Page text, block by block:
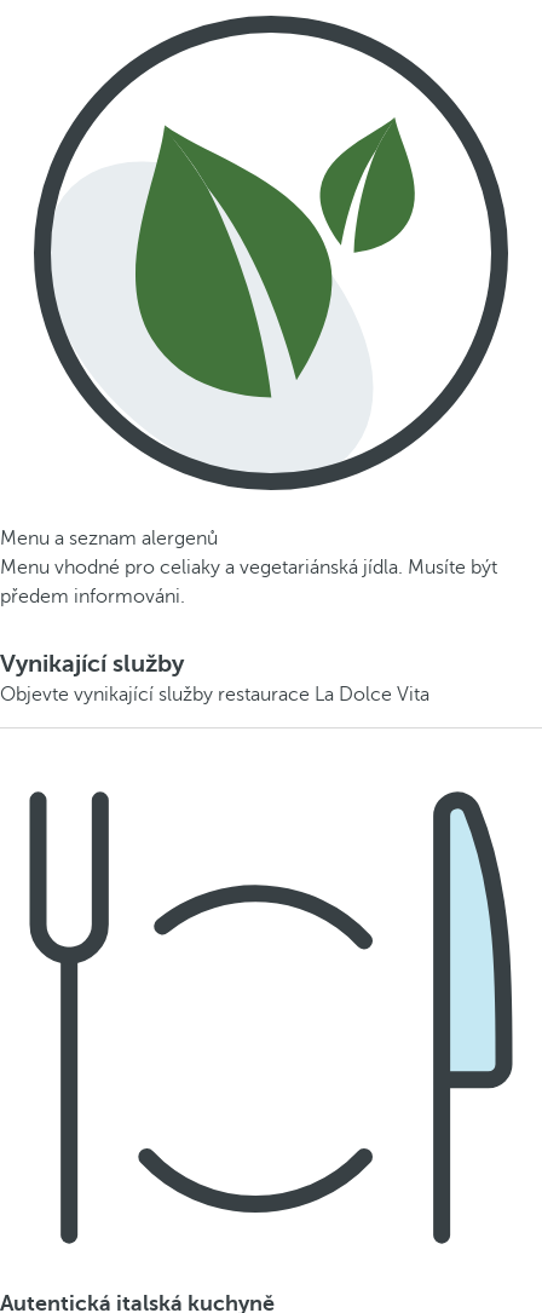
Menu a seznam alergenů
Menu vhodné pro celiaky a vegetariánská jídla. Musíte být
předem informováni.
Vynikající služby
Objevte vynikající služby restaurace La Dolce Vita
Autentická italská kuchyně